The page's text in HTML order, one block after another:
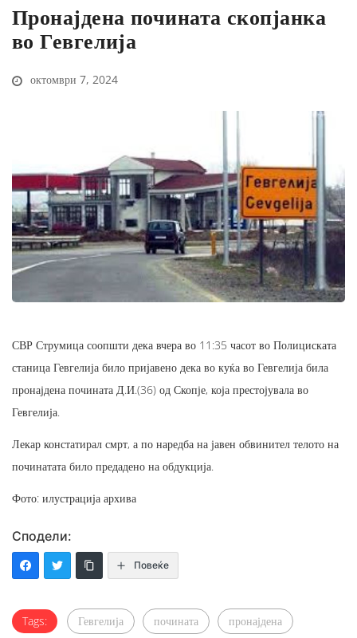
Пронајдена почината скопјанка
во Гевгелија
октомври 7, 2024
СВР Струмица соопшти дека вчера во 11:35 часот во Полициската
станица Гевгелија било пријавено дека во куќа во Гевгелија била
пронајдена почината Д.И.(36) од Скопје, која престојувала во
Гевгелија.
Лекар констатирал смрт, а по наредба на јавен обвинител телото на
починатата било предадено на обдукција.
Фото: илустрација архива
Сподели:
Повеќе
Tags: Гевгелија почината пронајдена